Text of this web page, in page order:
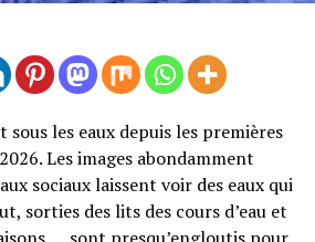
sous les eaux depuis les premières
Les images abondamment
sociaux laissent voir des eaux qui
sorties des lits des cours d’eau et